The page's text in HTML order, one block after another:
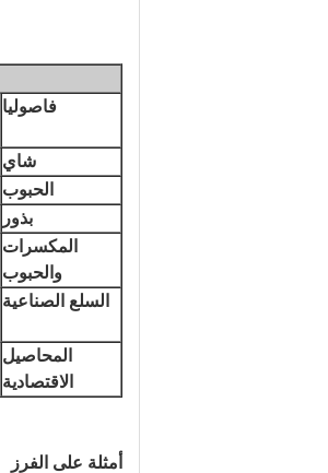
فاصوليا
شاي
الحبوب
بذور
المكسرات
والحبوب
السلع الصناعية
المحاصيل
الاقتصادية
أمثلة على الفرز